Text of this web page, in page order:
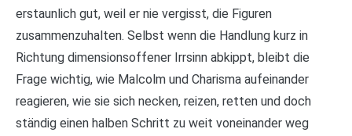
erstaunlich gut, weil er nie vergisst, die Figuren
zusammenzuhalten. Selbst wenn die Handlung kurz in
Richtung dimensionsoffener Irrsinn abkippt, bleibt die
Frage wichtig, wie Malcolm und Charisma aufeinander
reagieren, wie sie sich necken, reizen, retten und doch
ständig einen halben Schritt zu weit voneinander weg